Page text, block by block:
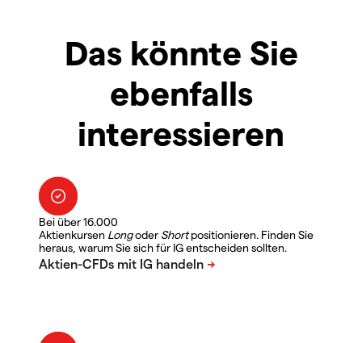
Das könnte Sie
ebenfalls
interessieren
Bei über 16.000
Aktienkursen LongoderShortpositionieren. Finden Sie
heraus, warum Sie sich für IG entscheiden sollten.